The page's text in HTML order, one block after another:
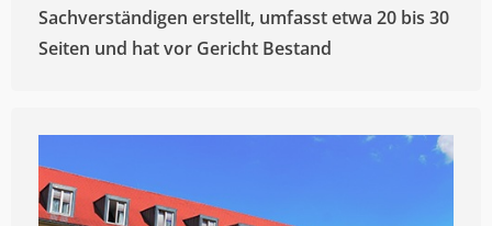
Sachverständigen erstellt, umfasst etwa 20 bis 30
Seiten und hat vor Gericht Bestand